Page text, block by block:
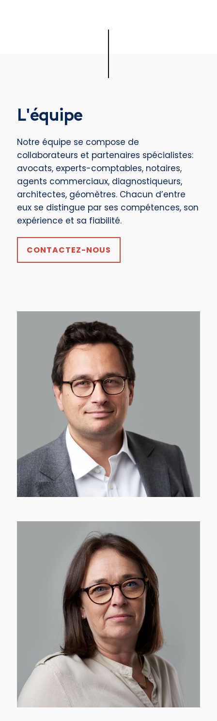
L'équipe
Notre équipe se compose de
collaborateurs et partenaires spécialistes:
avocats, experts-comptables, notaires,
agents commerciaux, diagnostiqueurs,
architectes, géomètres. Chacun d’entre
eux se distingue par ses compétences, son
expérience et sa fiabilité.
CONTACTEZ-NOUS